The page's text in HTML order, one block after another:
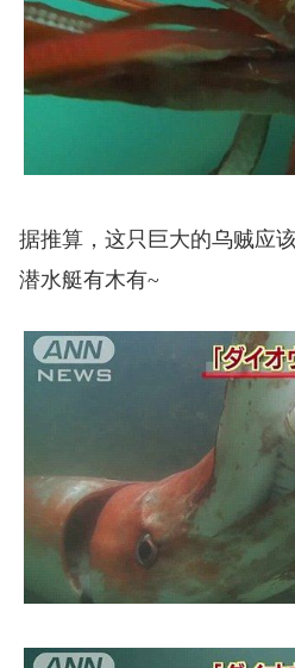
据推算，这只巨大的乌贼应
潜水艇有木有~